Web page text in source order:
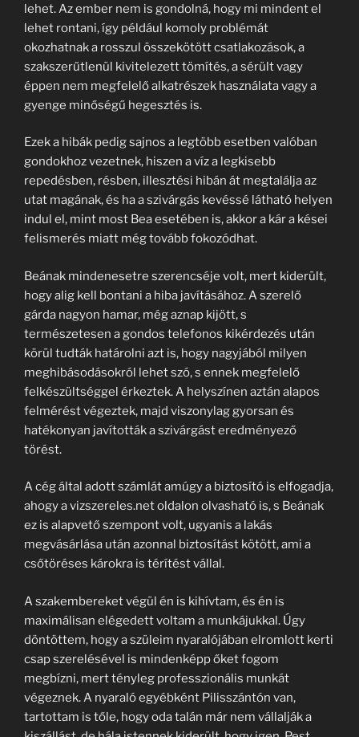
lehet. Az ember nem is gondolná, hogy mi mindent el
lehet rontani, így például komoly problémát
okozhatnak a rosszul összekötött csatlakozások, a
szakszerűtlenül kivitelezett tömítés, a sérült vagy
éppen nem megfelelő alkatrészek használata vagy a
gyenge minőségű hegesztés is.
Ezek a hibák pedig sajnos a legtöbb esetben valóban
gondokhoz vezetnek, hiszen a víz a legkisebb
repedésben, résben, illesztési hibán át megtalálja az
utat magának, és ha a szivárgás kevéssé látható helyen
indul el, mint most Bea esetében is, akkor a kár a kései
felismerés miatt még tovább fokozódhat.
Beának mindenesetre szerencséje volt, mert kiderült,
hogy alig kell bontani a hiba javításához. A szerelő
gárda nagyon hamar, még aznap kijött, s
természetesen a gondos telefonos kikérdezés után
körül tudták határolni azt is, hogy nagyjából milyen
meghibásodásokról lehet szó, s ennek megfelelő
felkészültséggel érkeztek. A helyszínen aztán alapos
felmérést végeztek, majd viszonylag gyorsan és
hatékonyan javították a szivárgást eredményező
törést.
A cég által adott számlát amúgy a biztosító is elfogadja,
ahogy a vizszereles.net oldalon olvasható is, s Beának
ez is alapvető szempont volt, ugyanis a lakás
megvásárlása után azonnal biztosítást kötött, ami a
csőtöréses károkra is térítést vállal.
A szakembereket végül én is kihívtam, és én is
maximálisan elégedett voltam a munkájukkal. Úgy
döntöttem, hogy a szüleim nyaralójában elromlott kerti
csap szerelésével is mindenképp őket fogom
megbízni, mert tényleg professzionális munkát
végeznek. A nyaraló egyébként Pilisszántón van,
tartottam is tőle, hogy oda talán már nem vállalják a